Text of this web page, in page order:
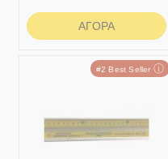
ΑΓΟΡΆ
#2 Best Seller ⓘ